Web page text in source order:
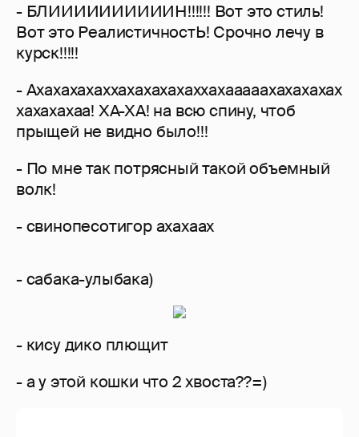
- БЛИИИИИИИИИИН!!!!!! Вот это стиль!
Вот это РеалистичностЬ! Срочно лечу в
курск!!!!!
- Ахахахахаххахахахахаххахааааахахахахах
хахахахаа! ХА-ХА! на всю спину, чтоб
прыщей не видно было!!!
- По мне так потрясный такой объемный
волк!
- свинопесотигор ахахаах
- сабака-улыбака)
- кису дико плющит
- а у этой кошки что 2 хвоста??=)